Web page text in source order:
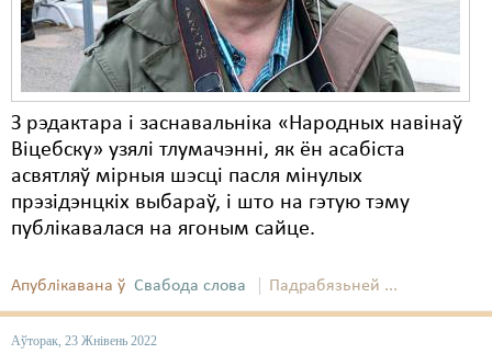
З рэдактара і заснавальніка «Народных навінаў
Віцебску» узялі тлумачэнні, як ён асабіста
асвятляў мірныя шэсці пасля мінулых
прэзідэнцкіх выбараў, і што на гэтую тэму
публікавалася на ягоным сайце.
Апублікавана ў Свабода слова Падрабязьней ...
Аўторак, 23 Жнівень 2022
Культурныя правы
ЛПП
Мігранты
Мірныя сходы
Палітвязьні
Правы дзіцяці
Пэнітэнцыярная сыстэма